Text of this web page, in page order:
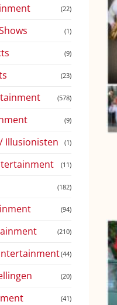
(22)
(1)
(9)
(23)
(578)
(9)
Illusionisten (1)
(11)
(182)
(94)
(210)
(44)
(20)
(41)